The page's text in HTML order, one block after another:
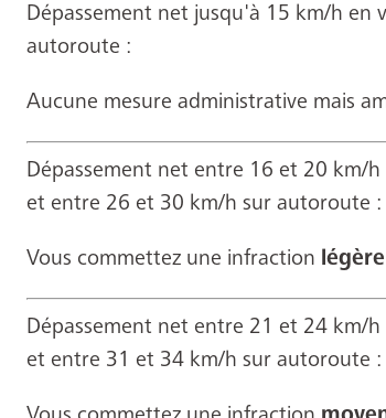
Dépassement net jusqu'à 15 km/h
autoroute :
Aucune mesure administrative mais
Dépassement net entre 16 et 20 km/
et entre 26 et 30 km/h sur autoroute :
Vous commettez une infraction légère
Dépassement net entre 21 et 24 km/
et entre 31 et 34 km/h sur autoroute :